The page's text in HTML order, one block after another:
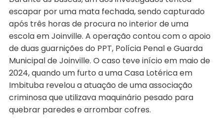
escapar por uma mata fechada, sendo capturado
após três horas de procura no interior de uma
escola em Joinville. A operação contou com o apoio
de duas guarnições do PPT, Polícia Penal e Guarda
Municipal de Joinville. O caso teve início em maio de
2024, quando um furto a uma Casa Lotérica em
Imbituba revelou a atuação de uma associação
criminosa que utilizava maquinário pesado para
quebrar paredes e arrombar cofres.